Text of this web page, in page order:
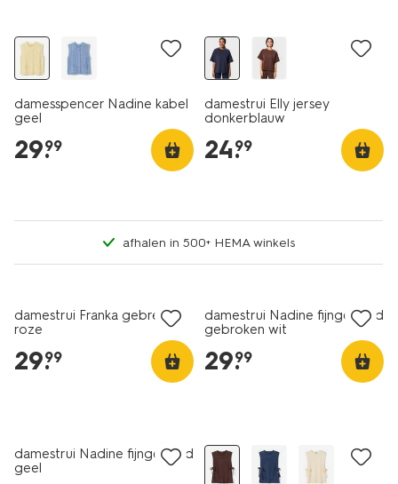
damesspencer Nadine kabel
geel
29.
99
damestrui Elly jersey
donkerblauw
24.
99
afhalen in 500+ HEMA winkels
damestrui Franka gebreid
roze
29.
99
damestrui Nadine fijngebreid
gebroken wit
29.
99
damestrui Nadine fijngebreid
geel